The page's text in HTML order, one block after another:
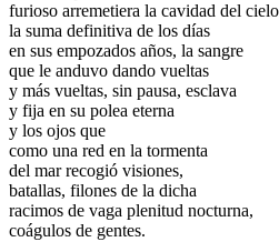
furioso arremetiera la cavidad del
la suma definitiva de los días
en sus empozados años, la sangre
que le anduvo dando vueltas
y más vueltas, sin pausa, esclava
y fija en su polea eterna
y los ojos que
como una red en la tormenta
del mar recogió visiones,
batallas, filones de la dicha
racimos de vaga plenitud nocturna,
coágulos de gentes.